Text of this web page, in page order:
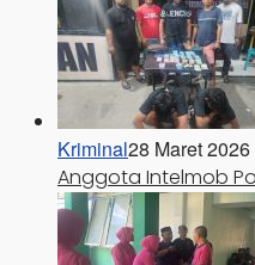
Kriminal28 Maret 2026
Anggota Intelmob